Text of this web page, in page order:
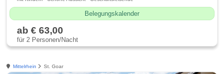
Belegungskalender
ab € 63,00
für 2 Personen/Nacht
Mittelrhein St. Goar